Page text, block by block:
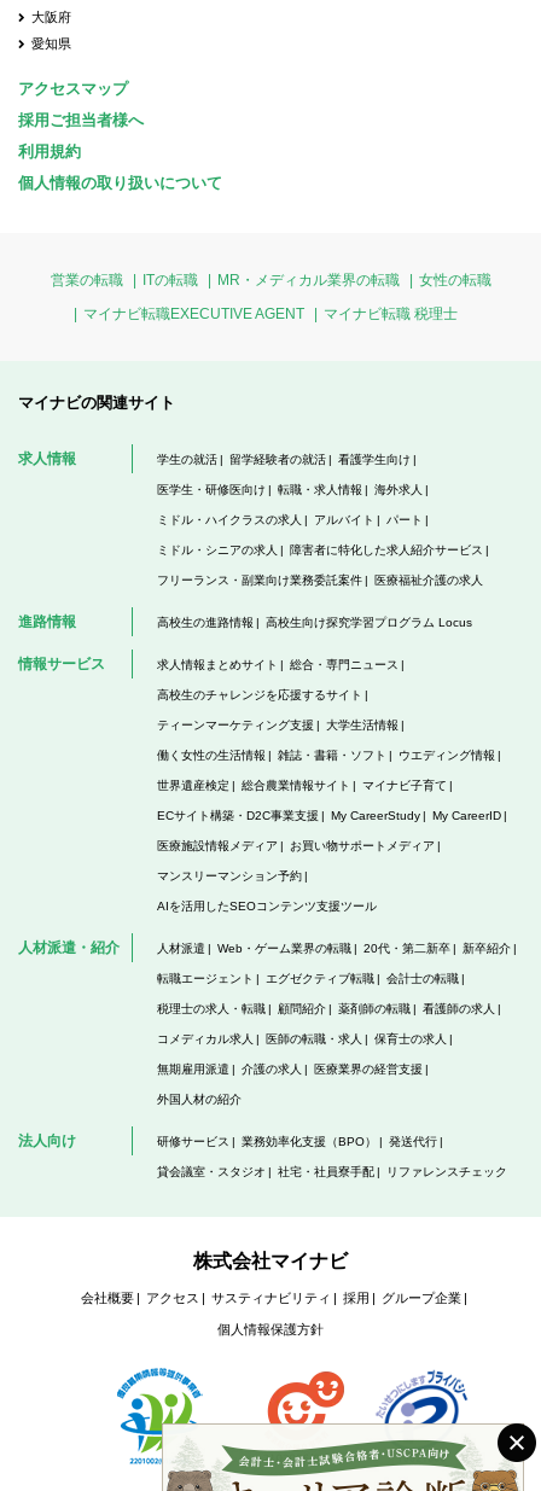
大阪府
愛知県
アクセスマップ
採用ご担当者様へ
利用規約
個人情報の取り扱いについて
営業の転職 ITの転職 MR・メディカル業界の転職
女性の転職
マイナビ転職EXECUTIVE AGENT
マイナビ転職 税理士
マイナビの関連サイト
求人情報 学生の就活 留学経験者の就活 看護学生向け
医学生・研修医向け 転職・求人情報 海外求人
ミドル・ハイクラスの求人 アルバイト パート
ミドル・シニアの求人 障害者に特化した求人紹介サービス
フリーランス・副業向け業務委託案件 医療福祉介護の求人
進路情報 高校生の進路情報 高校生向け探究学習プログラム Locus
情報サービス 求人情報まとめサイト 総合・専門ニュース
高校生のチャレンジを応援するサイト
ティーンマーケティング支援 大学生活情報
働く女性の生活情報 雑誌・書籍・ソフト ウエディング情報
世界遺産検定 総合農業情報サイト マイナビ子育て
ECサイト構築・D2C事業支援 My CareerStudy My CareerID
医療施設情報メディア お買い物サポートメディア
マンスリーマンション予約
AIを活用したSEOコンテンツ支援ツール
人材派遣・紹介 人材派遣 Web・ゲーム業界の転職 20代・第二新卒 新卒紹介
転職エージェント エグゼクティブ転職 会計士の転職
税理士の求人・転職 顧問紹介 薬剤師の転職 看護師の求人
コメディカル求人 医師の転職・求人 保育士の求人
無期雇用派遣 介護の求人 医療業界の経営支援
外国人材の紹介
法人向け 研修サービス 業務効率化支援（BPO） 発送代行
貸会議室・スタジオ 社宅・社員寮手配 リファレンスチェック
株式会社マイナビ
会社概要 アクセス サスティナビリティ 採用 グループ企業
個人情報保護方針